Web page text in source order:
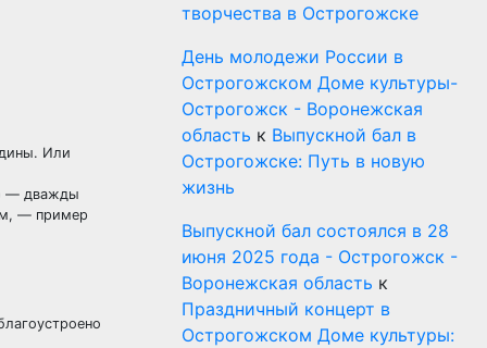
Или
— дважды
— пример
творчества в Острогожске
День молодежи России в
Острогожском Доме культуры-
Острогожск - Воронежская
область к Выпускной бал в
Острогожске: Путь в новую
жизнь
Выпускной бал состоялся в 28
июня 2025 года - Острогожск -
Воронежская область к
Праздничный концерт в
Острогожском Доме культуры: